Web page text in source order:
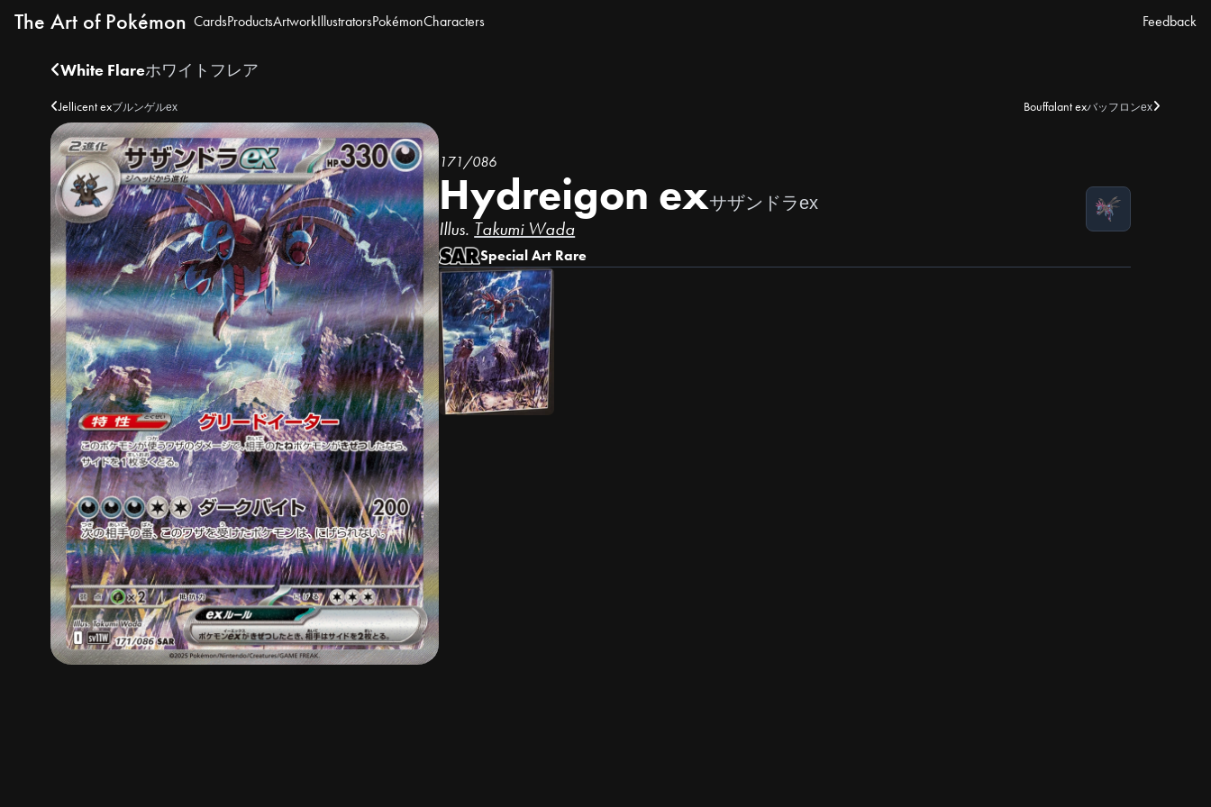
The Art of Pokémon CardsProductsArtworkIllustratorsPokémonCharacters Feedback
White Flareホワイトフレア
Jellicent exブルンゲルex Bouffalant exバッフロンex
171/086
Hydreigon exサザンドラex
Illus. Takumi Wada
Special Art Rare